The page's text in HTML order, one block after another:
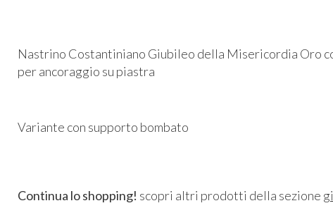
Nastrino Costantiniano Giubileo della Misericordia Oro
per ancoraggio su piastra
Variante con supporto bombato
Continua lo shopping! scopri altri prodotti della sezione